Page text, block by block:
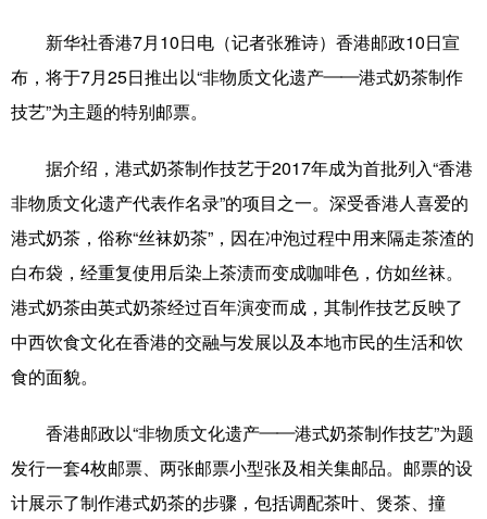
文化产业
地方频道
北京 天津 河北 山西
辽宁 吉林 上海 江苏
山东 河南 湖北 湖南
广东 广西 海南 重庆
陕西 甘肃 青海 宁夏
新华社香港7月10日电（记者张雅诗）香港邮政10日宣
布，将于7月25日推出以“非物质文化遗产——港式奶茶制作
技艺”为主题的特别邮票。
据介绍，港式奶茶制作技艺于2017年成为首批列入“香港
非物质文化遗产代表作名录”的项目之一。深受香港人喜爱的
港式奶茶，俗称“丝袜奶茶”，因在冲泡过程中用来隔走茶渣的
白布袋，经重复使用后染上茶渍而变成咖啡色，仿如丝袜。
港式奶茶由英式奶茶经过百年演变而成，其制作技艺反映了
中西饮食文化在香港的交融与发展以及本地市民的生活和饮
食的面貌。
香港邮政以“非物质文化遗产——港式奶茶制作技艺”为题
发行一套4枚邮票、两张邮票小型张及相关集邮品。邮票的设
计展示了制作港式奶茶的步骤，包括调配茶叶、煲茶、撞